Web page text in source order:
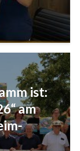
ist:
am